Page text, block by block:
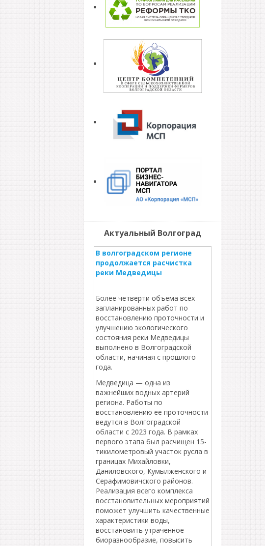
Актуальный Волгоград
В волгоградском регионе
продолжается расчистка
реки Медведицы
Более четверти объема всех
запланированных работ по
восстановлению проточности и
улучшению экологического
состояния реки Медведицы
выполнено в Волгоградской
области, начиная с прошлого
года.
Медведица — одна из
важнейших водных артерий
региона. Работы по
восстановлению ее проточности
ведутся в Волгоградской
области с 2023 года. В рамках
первого этапа был расчищен 15-
тикилометровый участок русла в
границах Михайловки,
Даниловского, Кумылженского и
Серафимовичского районов.
Реализация всего комплекса
восстановительных мероприятий
поможет улучшить качественные
характеристики воды,
восстановить утраченное
биоразнообразие, повысить